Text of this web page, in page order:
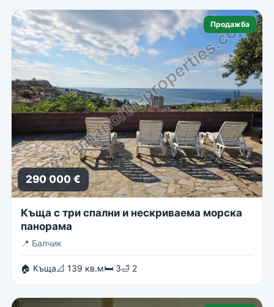
Продажба
290 000 €
Къща с три спални и нескриваема морска
панорама
📍 Балчик
🏠 Къща📐 139 кв.м🛏 3🛁 2